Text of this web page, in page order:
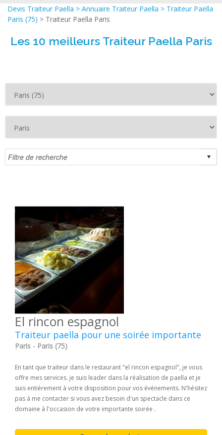
Devis Traiteur Paella > Annuaire Traiteur Paella > Traiteur Paella
Paris (75) > Traiteur Paella Paris
Les 10 meilleurs Traiteur Paella Paris
El rincon espagnol
Traiteur paella pour une soirée importante
Paris - Paris (75)
En tant que traiteur dans le restaurant "el rincon espagnol", je vous
offre mes services. je suis leader dans la réalisation de paella et je
suis entièrement à votre disposition pour vos événements. N'hésitez
pas à me contacter si vous avez besoin d'un spectacle dans ce
domaine à l'occasion de votre importante soirée .